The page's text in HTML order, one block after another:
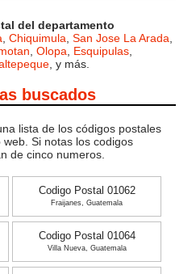
del departamento
Chiquimula San Jose La Arada
Olopa Esquipulas
, y más.
buscados
lista de los códigos postales
Si notas los codigos
de cinco numeros.
Codigo Postal 01062
Fraijanes, Guatemala
Codigo Postal 01064
Villa Nueva, Guatemala